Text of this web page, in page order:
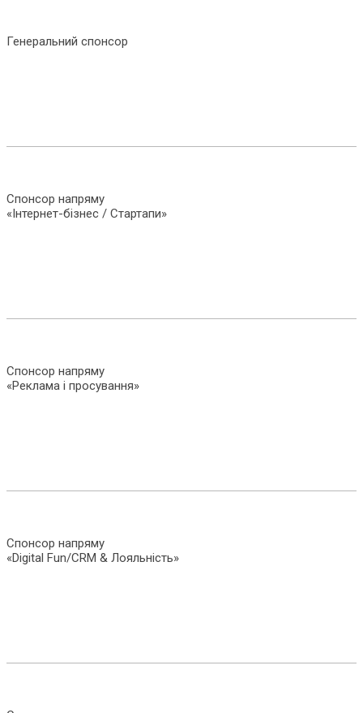
Генеральний спонсор
Спонсор напряму
«Інтернет-бізнес / Стартапи»
Спонсор напряму
«Реклама і просування»
Спонсор напряму
«Digital Fun/CRM & Лояльність»